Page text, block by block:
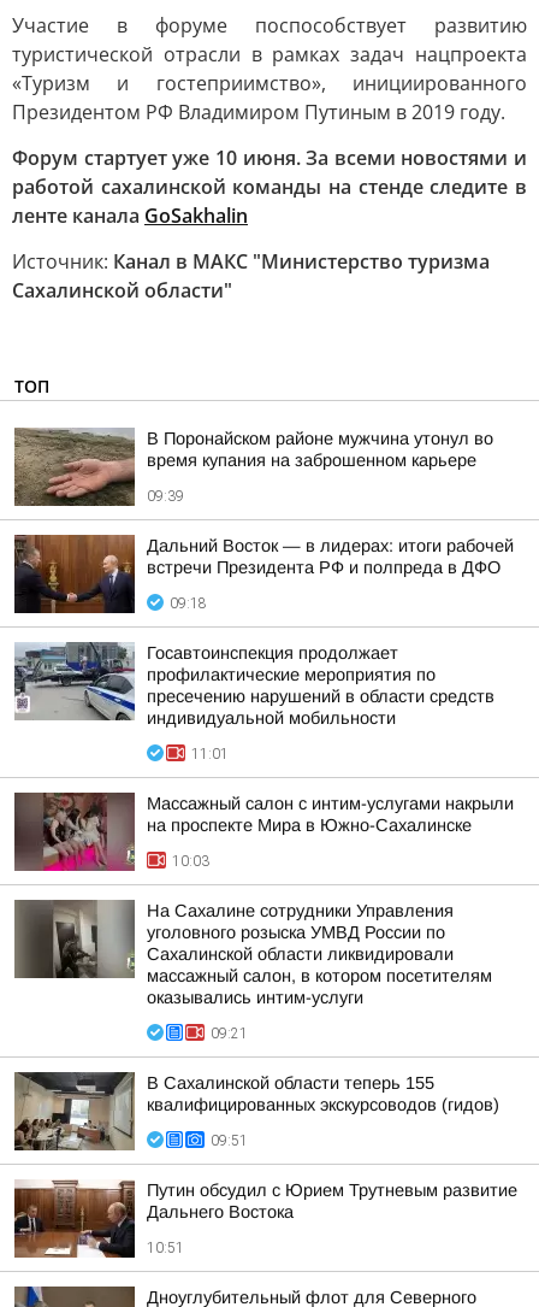
Участие в форуме поспособствует развитию
туристической отрасли в рамках задач нацпроекта
«Туризм и гостеприимство», инициированного
Президентом РФ Владимиром Путиным в 2019 году.
Форум стартует уже 10 июня. За всеми новостями и
работой сахалинской команды на стенде следите в
ленте канала GoSakhalin
Источник: Канал в МАКС "Министерство туризма
Сахалинской области"
ТОП
В Поронайском районе мужчина утонул во
время купания на заброшенном карьере
09:39
Дальний Восток — в лидерах: итоги рабочей
встречи Президента РФ и полпреда в ДФО
09:18
Госавтоинспекция продолжает
профилактические мероприятия по
пресечению нарушений в области средств
индивидуальной мобильности
11:01
Массажный салон с интим-услугами накрыли
на проспекте Мира в Южно-Сахалинске
10:03
На Сахалине сотрудники Управления
уголовного розыска УМВД России по
Сахалинской области ликвидировали
массажный салон, в котором посетителям
оказывались интим-услуги
09:21
В Сахалинской области теперь 155
квалифицированных экскурсоводов (гидов)
09:51
Путин обсудил с Юрием Трутневым развитие
Дальнего Востока
10:51
Дноуглубительный флот для Северного